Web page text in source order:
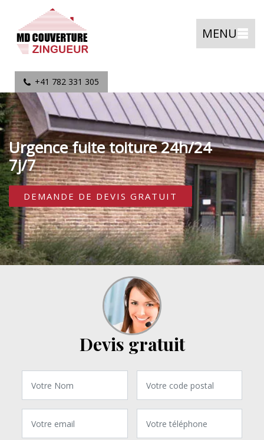
MENU
+41 782 331 305
Urgence fuite toiture 24h/24
7j/7
DEMANDE DE DEVIS GRATUIT
Devis gratuit